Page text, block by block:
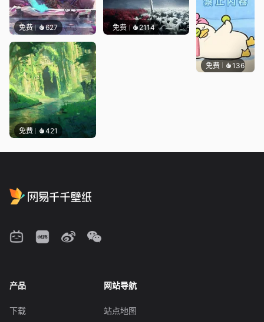
免费 627 免费 2114
免费 421
免费 136渔小小
产品
下载
网站导航
站点地图